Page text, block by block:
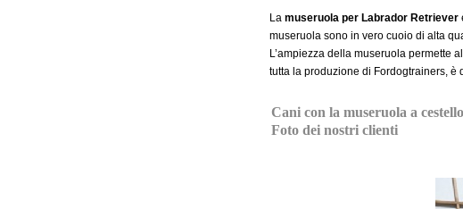
La museruola per Labrador Retriever
museruola sono in vero cuoio di alta
L’ampiezza della museruola permette
tutta la produzione di Fordogtrainers,
Cani con la museruola a
Foto dei nostri clienti